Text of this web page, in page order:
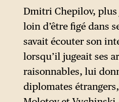
l’expliqua par
inexpérience :
une
cause de cette
Dmitri Chepilov,
loin d’être figé dans
savait écouter son
lorsqu’il jugeait ses
raisonnables, lui
diplomates